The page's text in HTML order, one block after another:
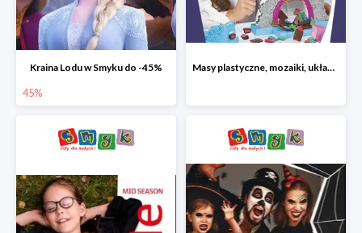
Kraina Lodu w Smyku do -45%
45%
Masy plastyczne, mozaiki, układanki do -45%